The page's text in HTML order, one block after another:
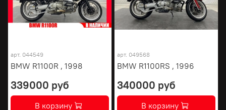
арт. 044549
BMW R1100R , 1998
339000 руб
В корзину
арт. 049568
BMW R1100RS , 1996
340000 руб
В корзину